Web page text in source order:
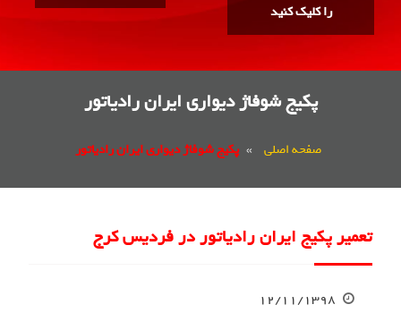
را کلیک کنید
پکیج شوفاژ دیواری ایران رادیاتور
صفحه اصلی » پکیج شوفاژ دیواری ایران رادیاتور
تعمیر پکیج ایران رادیاتور در فردیس کرج
۱۲/۱۱/۱۳۹۸